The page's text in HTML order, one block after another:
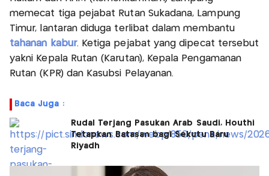
memecat tiga pejabat Rutan Sukadana, Lampung
Timur, lantaran diduga terlibat dalam membantu
tahanan kabur. Ketiga pejabat yang dipecat tersebut
yakni Kepala Rutan (Karutan), Kepala Pengamanan
Rutan (KPR) dan Kasubsi Pelayanan.
Baca Juga :
Rudal Terjang Pasukan Arab Saudi, Houthi
Tetapkan Batasan bagi Sekutu Baru
Riyadh